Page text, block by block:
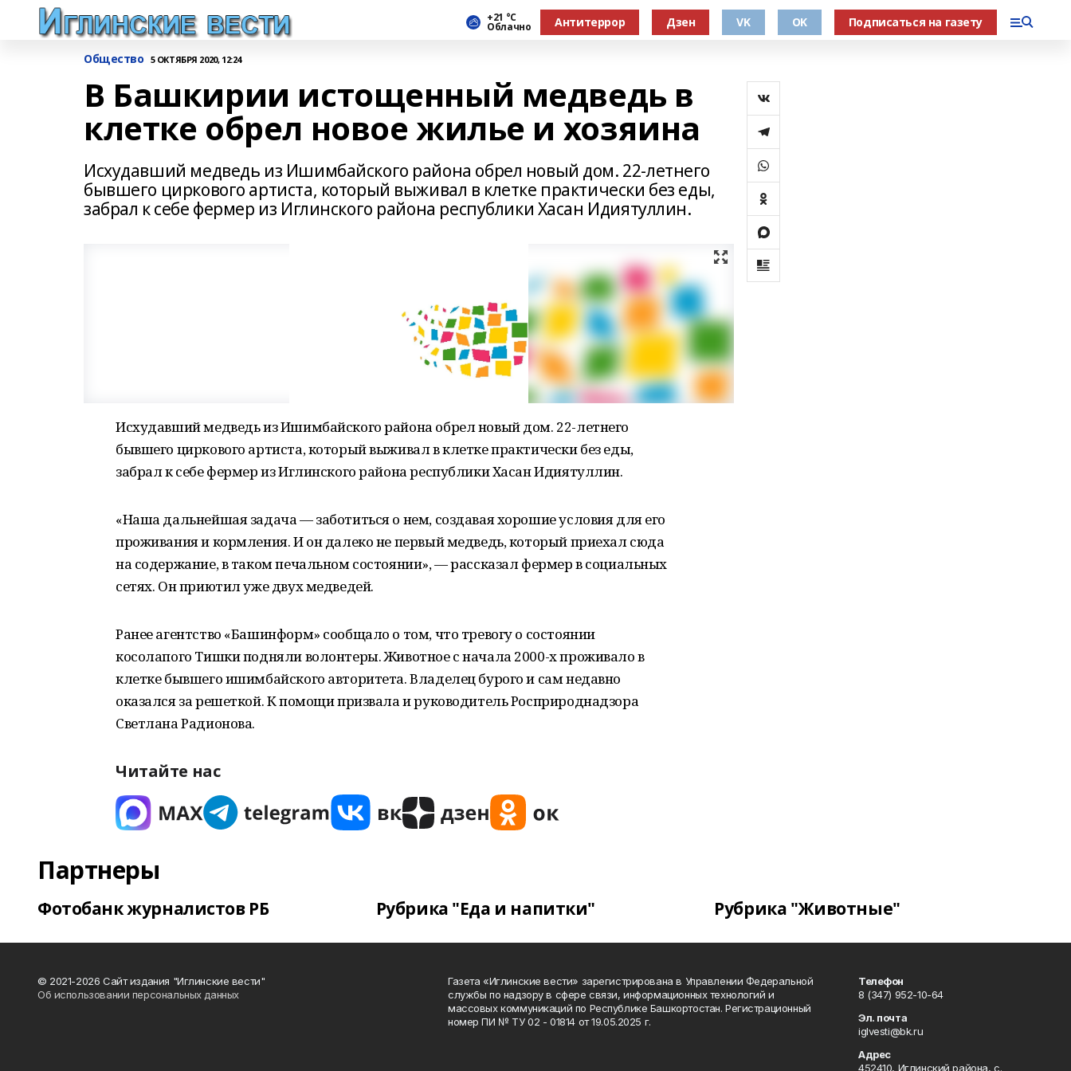
+21 °С
Облачно Антитеррор Дзен VK OK Подписаться на газету
Общество 5 ОКТЯБРЯ 2020, 12:24
В Башкирии истощенный медведь в
клетке обрел новое жилье и хозяина
Исхудавший медведь из Ишимбайского района обрел новый дом. 22-летнего
бывшего циркового артиста, который выживал в клетке практически без еды,
забрал к себе фермер из Иглинского района республики Хасан Идиятуллин.
Исхудавший медведь из Ишимбайского района обрел новый дом. 22-летнего
бывшего циркового артиста, который выживал в клетке практически без еды,
забрал к себе фермер из Иглинского района республики Хасан Идиятуллин.
«Наша дальнейшая задача — заботиться о нем, создавая хорошие условия для его
проживания и кормления. И он далеко не первый медведь, который приехал сюда
на содержание, в таком печальном состоянии», — рассказал фермер в социальных
сетях. Он приютил уже двух медведей.
Ранее агентство «Башинформ» сообщало о том, что тревогу о состоянии
косолапого Тишки подняли волонтеры. Животное с начала 2000-х проживало в
клетке бывшего ишимбайского авторитета. Владелец бурого и сам недавно
оказался за решеткой. К помощи призвала и руководитель Росприроднадзора
Светлана Радионова.
Читайте нас
Партнеры
Фотобанк журналистов РБ Рубрика "Еда и напитки" Рубрика "Животные"
© 2021-2026 Сайт издания "Иглинские вести"
Об использовании персональных данных
Газета «Иглинские вести» зарегистрирована в Управлении Федеральной
службы по надзору в сфере связи, информационных технологий и
массовых коммуникаций по Республике Башкортостан. Регистрационный
номер ПИ № ТУ 02 - 01814 от 19.05.2025 г.
Телефон
8 (347) 952-10-64
Эл. почта
iglvesti@bk.ru
Адрес
452410, Иглинский района, с.